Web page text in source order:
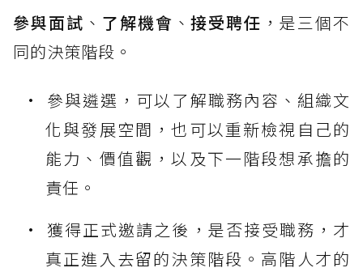
參與面試 、 了解機會 、接受聘任 ，是三個不
同的決策階段。
參與遴選，可以了解職務內容、組織文
化與發展空間，也可以重新檢視自己的
能力、價值觀，以及下一階段想承擔的
責任。
獲得正式邀請之後，是否接受職務，才
真正進入去留的決策階段。高階人才的